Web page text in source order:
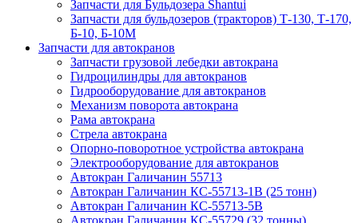
Запчасти для Бульдозера Shantui
Запчасти для бульдозеров (тракторов) Т-130, Т-170,
Б-10, Б-10М
Запчасти для автокранов
Запчасти грузовой лебедки автокрана
Гидроцилиндры для автокранов
Гидрооборудование для автокранов
Механизм поворота автокрана
Рама автокрана
Стрела автокрана
Опорно-поворотное устройства автокрана
Электрооборудование для автокранов
Автокран Галичанин 55713
Автокран Галичанин КС-55713-1В (25 тонн)
Автокран Галичанин КС-55713-5В
Автокран Галичанин КС-55729 (32 тонны)